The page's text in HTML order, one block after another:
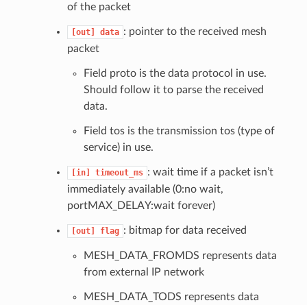
of the packet
[out] data : pointer to the received mesh
packet
Field proto is the data protocol in use.
Should follow it to parse the received
data.
Field tos is the transmission tos (type of
service) in use.
[in] timeout_ms : wait time if a packet isn’t
immediately available (0:no wait,
portMAX_DELAY:wait forever)
[out] flag : bitmap for data received
MESH_DATA_FROMDS represents data
from external IP network
MESH_DATA_TODS represents data